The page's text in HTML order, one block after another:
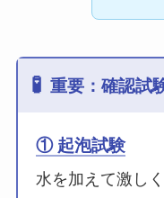
🧪 重要：確認試
① 起泡試験
水を加えて激し